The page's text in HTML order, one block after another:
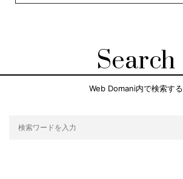
Search
Web Domani内で検索する